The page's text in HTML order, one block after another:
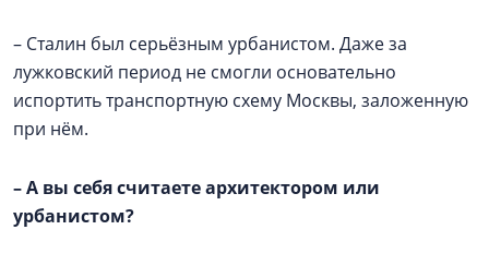
– Сталин был серьёзным урбанистом. Даже за
лужковский период не смогли основательно
испортить транспортную схему Москвы, заложенную
при нём.
–А вы себя считаете архитектором или
урбанистом?